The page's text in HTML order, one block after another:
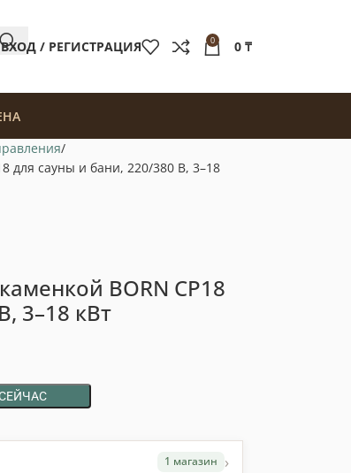
ВХОД / РЕГИСТРАЦИЯ 0 0 ₸
для сауны и бани, 220/380 В, 3–18
BORN CP18
3–18 кВт
1 магазин ›